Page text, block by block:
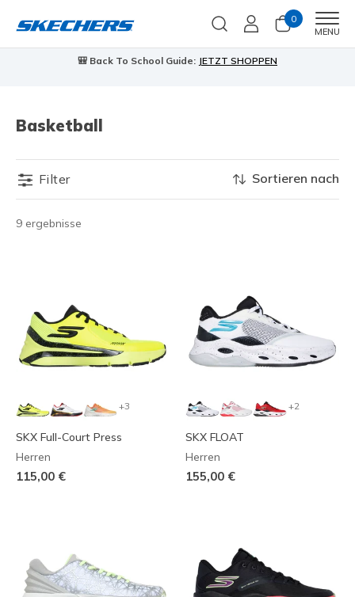
0
MENU
🎒 Back To School Guide: JETZT SHOPPEN
Basketball
Filter
9 ergebnisse
Sortieren nach
+3
SKX Full-Court Press
Herren
115,00 €
+2
SKX FLOAT
Herren
155,00 €